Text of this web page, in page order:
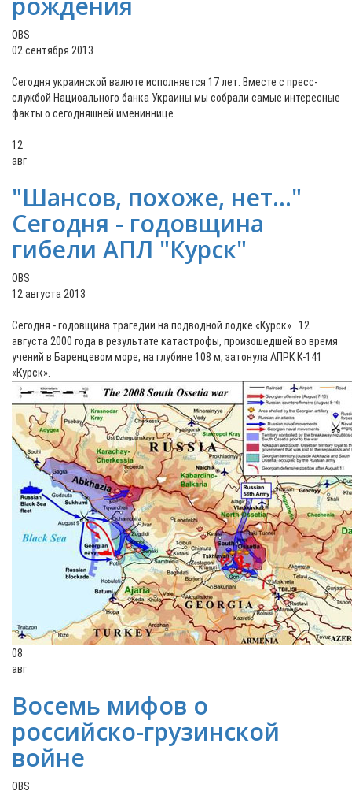
OBS
02 сентября 2013
Сегодня украинской валюте исполняется 17 лет. Вместе с пресс-
службой Нациоального банка Украины мы собрали самые интересные
факты о сегодняшней имениннице.
12
авг
"Шансов, похоже, нет..."
Сегодня - годовщина
гибели АПЛ "Курск"
OBS
12 августа 2013
Сегодня - годовщина трагедии на подводной лодке «Курск» . 12
августа 2000 года в результате катастрофы, произошедшей во время
учений в Баренцевом море, на глубине 108 м, затонула АПРК К-141
«Курск».
08
авг
Восемь мифов о
российско-грузинской
войне
OBS